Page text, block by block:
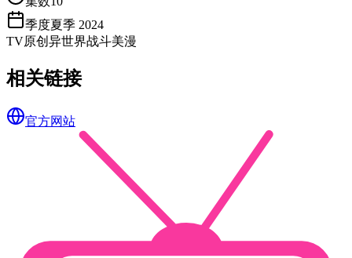
季度夏季 2024
TV原创 异世界战斗美漫
相关链接
官方网站